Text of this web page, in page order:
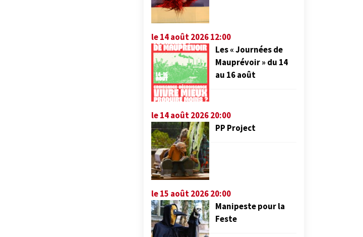
le 14 août 2026 12:00
Les « Journées de
Mauprévoir » du 14
au 16 août
le 14 août 2026 20:00
PP Project
le 15 août 2026 20:00
Manipeste pour la
Feste